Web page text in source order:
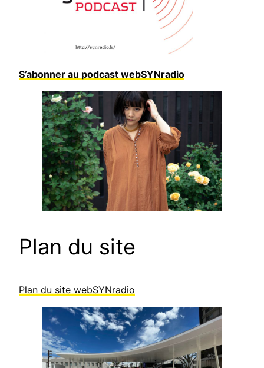
S’abonner au podcast webSYNradio
Plan du site
Plan du site webSYNradio